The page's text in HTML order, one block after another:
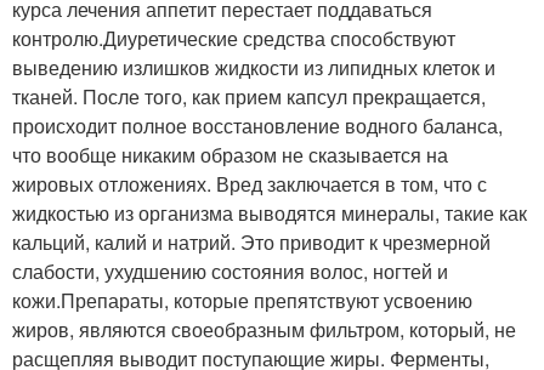
курса лечения аппетит перестает поддаваться
контролю.Диуретические средства способствуют
выведению излишков жидкости из липидных клеток и
тканей. После того, как прием капсул прекращается,
происходит полное восстановление водного баланса,
что вообще никаким образом не сказывается на
жировых отложениях. Вред заключается в том, что с
жидкостью из организма выводятся минералы, такие как
кальций, калий и натрий. Это приводит к чрезмерной
слабости, ухудшению состояния волос, ногтей и
кожи.Препараты, которые препятствуют усвоению
жиров, являются своеобразным фильтром, который, не
расщепляя выводит поступающие жиры. Ферменты,